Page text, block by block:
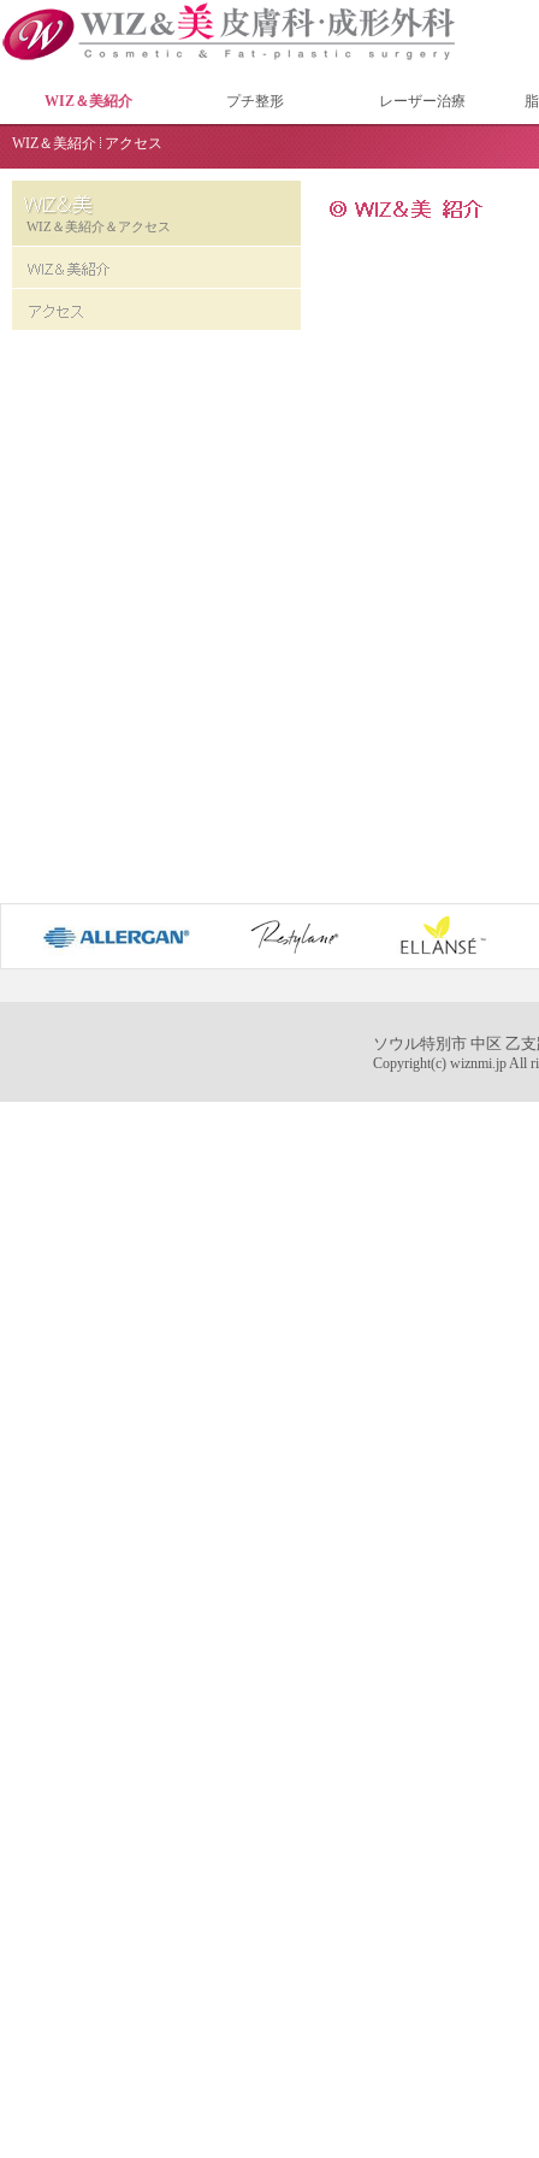
WIZ＆美紹介 プチ整形 レーザー治療
WIZ＆美紹介 アクセス
WIZ＆美紹介＆アクセス
ソウル特別市 中区 乙
Copyright(c) wiznmi.jp All